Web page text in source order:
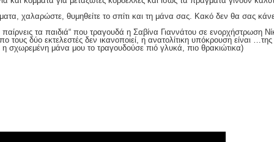
χαλαρώστε, θυμηθείτε το σπίτι και τη μάνα σας. Κακό δεν θα σας
τα παιδιά“ που τραγουδά η Σαβίνα Γιαννάτου σε ενορχήστρωση
τους δύο εκτελεστές δεν ικανοποιεί, η ανατολίτικη υπόκρουση είναι
η σχωρεμένη μάνα μου το τραγουδούσε πιό γλυκά, πιο θρακιώτικα)